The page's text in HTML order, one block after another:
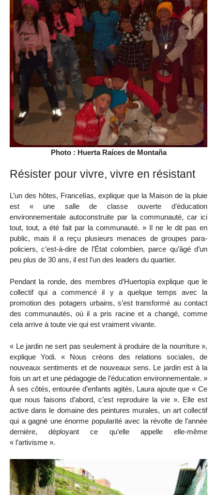
Photo : Huerta Raíces de Montaña
Résister pour vivre, vivre en résistant
L’un des hôtes, Francelías, explique que la Maison de la pluie
est « une salle de classe ouverte d’éducation
environnementale autoconstruite par la communauté, car ici
tout, tout, a été fait par la communauté. » Il ne le dit pas en
public, mais il a reçu plusieurs menaces de groupes para-
policiers, c’est-à-dire de l’État colombien, parce qu’âgé d’un
peu plus de 30 ans, il est l’un des leaders du quartier.
Pendant la ronde, des membres d’Huertopía explique que le
collectif qui a commencé il y a quelque temps avec la
promotion des potagers urbains, s’est transformé au contact
des communautés, où il a pris racine et a changé, comme
cela arrive à toute vie qui est vraiment vivante.
« Le jardin ne sert pas seulement à produire de la nourriture »,
explique Yodi. « Nous créons des relations sociales, de
nouveaux sentiments et de nouveaux sens. Le jardin est à la
fois un art et une pédagogie de l’éducation environnementale. »
À ses côtés, entourée d’enfants agités, Laura ajoute que « Ce
que nous faisons d’abord, c’est reproduire la vie ». Elle est
active dans le domaine des peintures murales, un art collectif
qui a gagné une énorme popularité avec la révolte de l’année
dernière, déployant ce qu’elle appelle elle-même
« l’artivisme ».